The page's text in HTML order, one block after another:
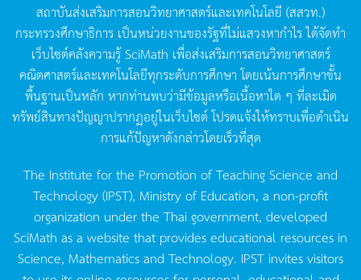
สถาบันส่งเสริมการสอนวิทยาศาสตร์และเทคโนโลยี (สสวท.)
กระทรวงศึกษาธิการ เป็นหน่วยงานของรัฐที่ไม่แสวงหากำไรได้จัดทำ
เว็บไซต์คลังความรู้SciMath เพื่อส่งเสริมการสอนวิทยาศาสตร์
คณิตศาสตร์และเทคโนโลยีทุกระดับการศึกษา โดยเน้นการศึกษาขั้น
พื้นฐานเป็นหลัก หากท่านพบว่ามีข้อมูลหรือเนื้อหาใด ๆ ที่ละเมิด
ทรัพย์สินทางปัญญาปรากฏอยู่ในเว็บไซต์โปรดแจ้งให้ทราบเพื่อดำเนิน
การแก้ปัญหาดังกล่าวโดยเร็วที่สุด
The Institute for the Promotion of Teaching Science and
Technology (IPST), Ministry of Education, a non-profit
organization under the Thai government, developed
SciMath as a website that provides educational resources in
Science, Mathematics and Technology. IPST invites visitors